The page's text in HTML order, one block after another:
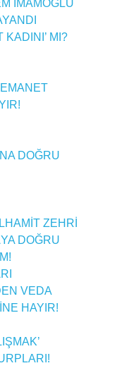
İMAMOĞLU
KADINI’ MI?
DOĞRU
ZEHRİ
DOĞRU
VEDA
HAYIR!